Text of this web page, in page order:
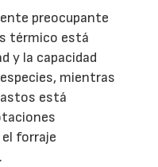
preocupante
térmico está
y la capacidad
mientras
está
forraje